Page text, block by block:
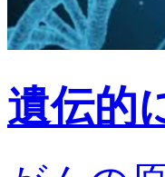
遺伝的